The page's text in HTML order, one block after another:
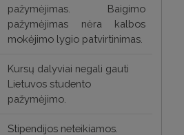
pažymėjimas. Baigimo
pažymėjimas nėra kalbos
mokėjimo lygio patvirtinimas.
Kursų dalyviai negali gauti
Lietuvos studento
pažymėjimo.
Stipendijos neteikiamos.